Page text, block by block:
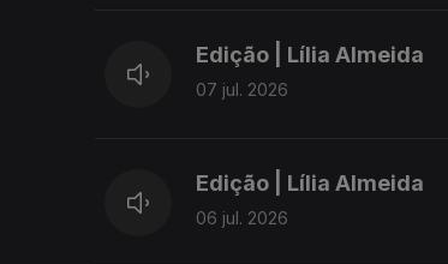
Edição | Lília Almeida
07 jul. 2026
Edição | Lília Almeida
06 jul. 2026